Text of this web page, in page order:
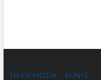
HAKKIMIZDA KÜNYE